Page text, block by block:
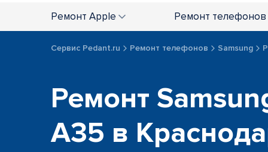
+7 (861) 201-
АШАН
+7 (861)
ТЦ на
+7 (861)
г.
+7 (958)
Ремонт Apple Ремонт телефонов
Сервис Pedant.ru Ремонт телефонов Samsung
Ремонт
A35 в